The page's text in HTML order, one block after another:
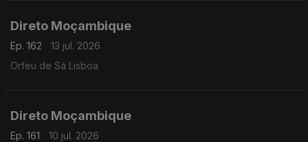
Direto Moçambique
Ep. 162
13 jul. 2026
Orfeu de Sá Lisboa
Direto Moçambique
Ep. 161
10 jul. 2026